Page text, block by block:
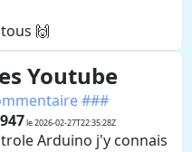
🙌
Youtube
###
le 2026-02-27T22:35:28Z
Arduino j'y connais